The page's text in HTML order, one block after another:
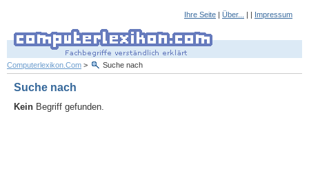
Ihre Seite | Über... | | Impressum
Computerlexikon.Com > Suche nach
Suche nach
Kein Begriff gefunden.